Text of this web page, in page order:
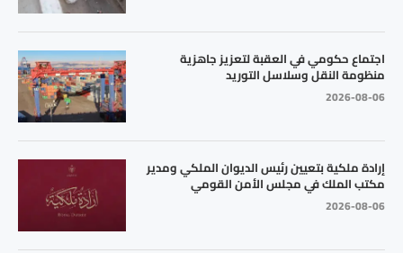
اجتماع حكومي في العقبة لتعزيز جاهزية
منظومة النقل وسلاسل التوريد
2026-08-06
إرادة ملكية بتعيين رئيس الديوان الملكي ومدير
مكتب الملك في مجلس الأمن القومي
2026-08-06